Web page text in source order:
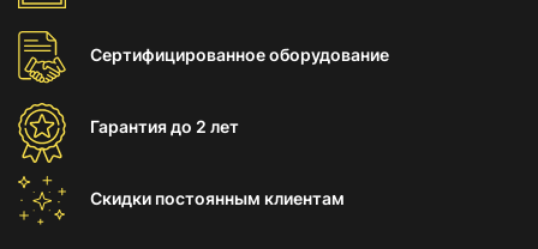
Сертифицированноеоборудование
Гарантиядо 2 лет
Скидки постоянным клиентам